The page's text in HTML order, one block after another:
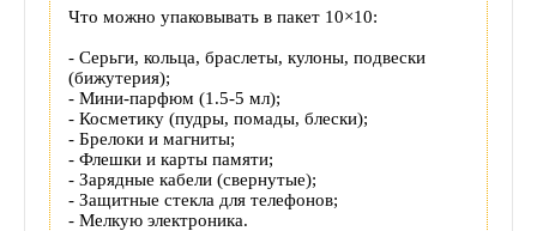
Что можно упаковывать в пакет 10×10:
- Серьги, кольца, браслеты, кулоны, подвески
(бижутерия);
- Мини-парфюм (1.5-5 мл);
- Косметику (пудры, помады, блески);
- Брелоки и магниты;
- Флешки и карты памяти;
- Зарядные кабели (свернутые);
- Защитные стекла для телефонов;
- Мелкую электроника.